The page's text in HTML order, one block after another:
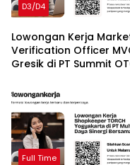
D3/D4
Lowongan Kerja
Verification Officer
Gresik di PT Summit
Full Time